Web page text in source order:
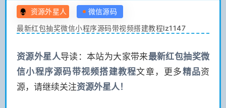
资源外星人
微信源码
最新红包抽奖微信小程序源码带视频搭建教程lz1147
资源外星人导读：本站为大家带来最新红包抽奖微
信小程序源码带视频搭建教程文章，更多精品资
源，请继续关注资源外星人！